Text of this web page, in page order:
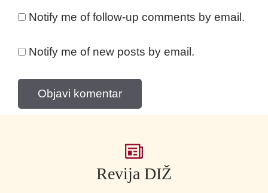
Notify me of follow-up comments by email.
Notify me of new posts by email.
Revija DIŽ